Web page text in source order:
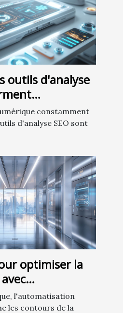
outils d'analyse
stratégies de
constamment
d'analyse SEO sont
optimiser la
moderne
l'automatisation
les contours de la